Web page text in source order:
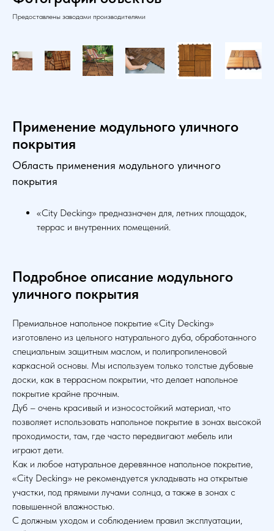
Предоставлены заводами производителями
Применение модульного уличного
покрытия
Область применения модульного уличного
покрытия
«City Decking» предназначен для, летних площадок,
террас и внутренних помещений.
Подробное описание модульного
уличного покрытия
Премиальное напольное покрытие «City Decking»
изготовлено из цельного натурального дуба, обработанного
специальным защитным маслом, и полипропиленовой
каркасной основы. Мы используем только толстые дубовые
доски, как в террасном покрытии, что делает напольное
покрытие крайне прочным.
Дуб – очень красивый и износостойкий материал, что
позволяет использовать напольное покрытие в зонах высокой
проходимости, там, где часто передвигают мебель или
играют дети.
Как и любое натуральное деревянное напольное покрытие,
«City Decking» не рекомендуется укладывать на открытые
участки, под прямыми лучами солнца, а также в зонах с
повышенной влажностью.
С должным уходом и соблюдением правил эксплуатации,